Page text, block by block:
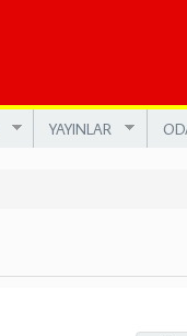
YAYINLAR